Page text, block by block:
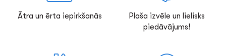
Ātra un ērta iepirkšanās
Plaša izvēle un lielisks
piedāvājums!